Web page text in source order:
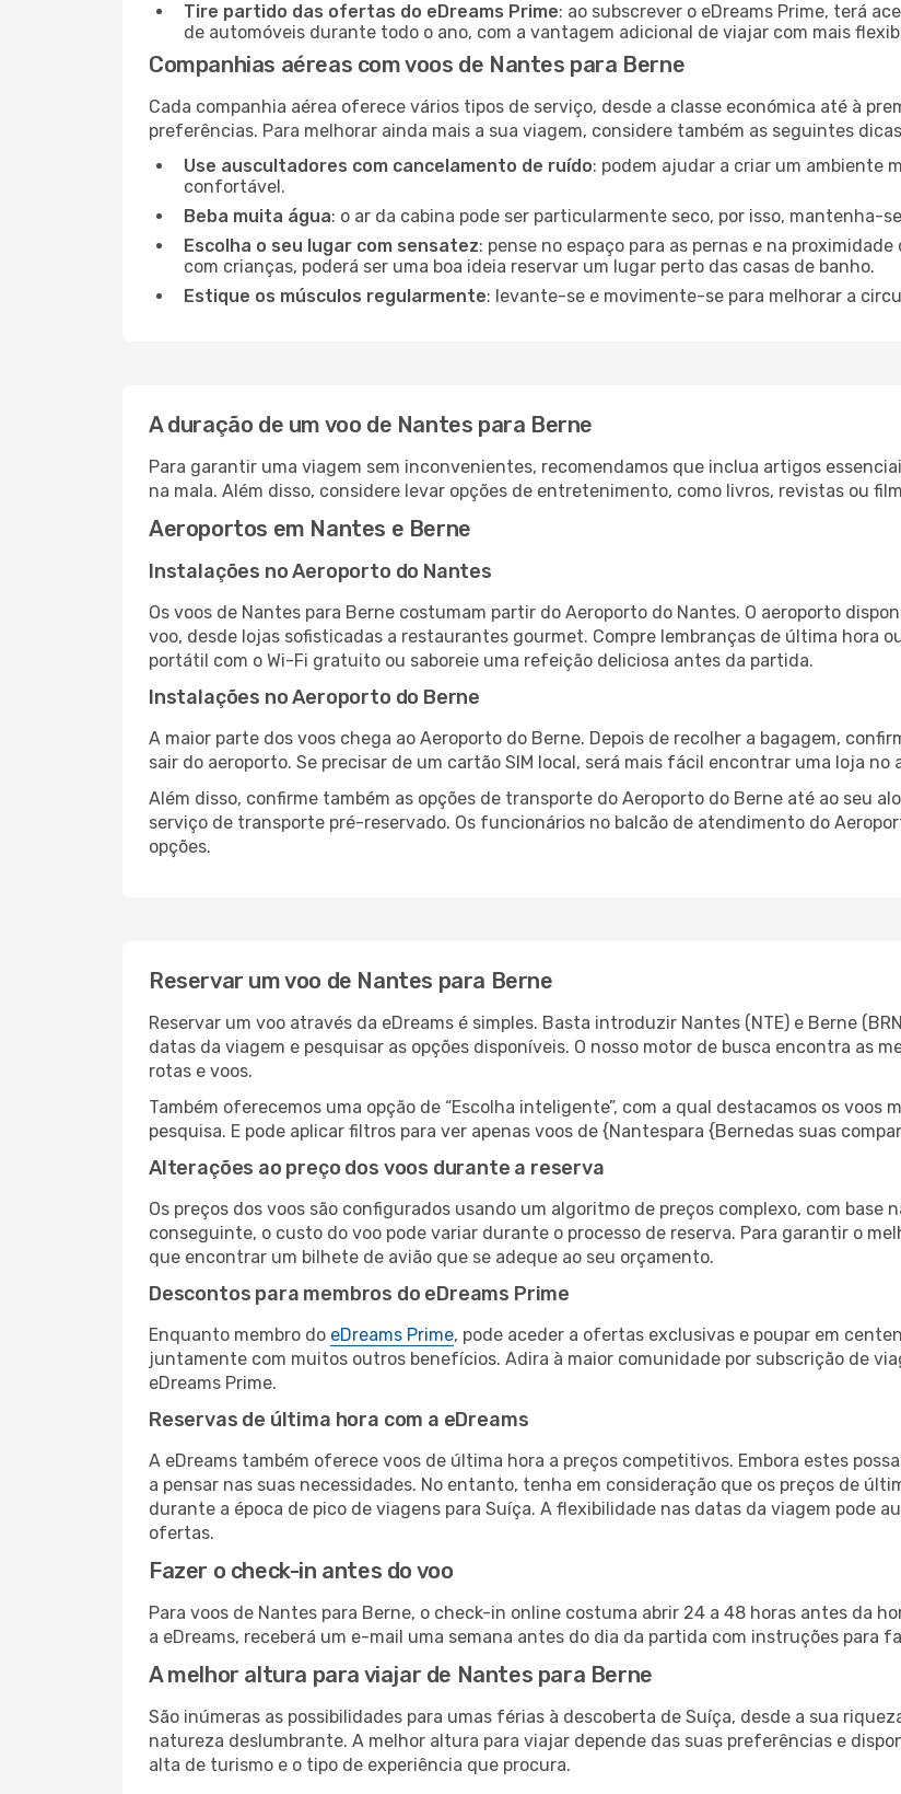
Tire partido das ofertas do eDreams Prime: ao subscrever o eDreams Prime, terá
de automóveis durante todo o ano, com a vantagem adicional de viajar com mais
Companhias aéreas com voos de Nantes para Berne
Cada companhia aérea oferece vários tipos de serviço, desde a classe económica até à
preferências. Para melhorar ainda mais a sua viagem, considere também as seguintes
Use auscultadores com cancelamento de ruído: podem ajudar a criar um ambiente
confortável.
Beba muita água: o ar da cabina pode ser particularmente seco, por isso, mantenha-
Escolha o seu lugar com sensatez: pense no espaço para as pernas e na
com crianças, poderá ser uma boa ideia reservar um lugar perto das casas de banho.
Estique os músculos regularmente: levante-se e movimente-se para melhorar a
A duração de um voo de Nantes para Berne
Para garantir uma viagem sem inconvenientes, recomendamos que inclua artigos
na mala. Além disso, considere levar opções de entretenimento, como livros, revistas ou
Aeroportos em Nantes e Berne
Instalações no Aeroporto do Nantes
Os voos de Nantes para Berne costumam partir do Aeroporto do Nantes. O aeroporto
voo, desde lojas sofisticadas a restaurantes gourmet. Compre lembranças de última hora
portátil com o Wi-Fi gratuito ou saboreie uma refeição deliciosa antes da partida.
Instalações no Aeroporto do Berne
A maior parte dos voos chega ao Aeroporto do Berne. Depois de recolher a bagagem,
sair do aeroporto. Se precisar de um cartão SIM local, será mais fácil encontrar uma loja no
Além disso, confirme também as opções de transporte do Aeroporto do Berne até ao seu
serviço de transporte pré-reservado. Os funcionários no balcão de atendimento do
opções.
Reservar um voo de Nantes para Berne
Reservar um voo através da eDreams é simples. Basta introduzir Nantes (NTE) e Berne
datas da viagem e pesquisar as opções disponíveis. O nosso motor de busca encontra as
rotas e voos.
Também oferecemos uma opção de “Escolha inteligente”, com a qual destacamos os
pesquisa. E pode aplicar filtros para ver apenas voos de {Nantespara {Bernedas suas
Alterações ao preço dos voos durante a reserva
Os preços dos voos são configurados usando um algoritmo de preços complexo, com base
conseguinte, o custo do voo pode variar durante o processo de reserva. Para garantir o
que encontrar um bilhete de avião que se adeque ao seu orçamento.
Descontos para membros do eDreams Prime
Enquanto membro do eDreams Prime, pode aceder a ofertas exclusivas e poupar em
juntamente com muitos outros benefícios. Adira à maior comunidade por subscrição de
eDreams Prime.
Reservas de última hora com a eDreams
A eDreams também oferece voos de última hora a preços competitivos. Embora estes
a pensar nas suas necessidades. No entanto, tenha em consideração que os preços de
durante a época de pico de viagens para Suíça. A flexibilidade nas datas da viagem pode
ofertas.
Fazer o check-in antes do voo
Para voos de Nantes para Berne, o check-in online costuma abrir 24 a 48 horas antes da
a eDreams, receberá um e-mail uma semana antes do dia da partida com instruções para
A melhor altura para viajar de Nantes para Berne
São inúmeras as possibilidades para umas férias à descoberta de Suíça, desde a sua
natureza deslumbrante. A melhor altura para viajar depende das suas preferências e
alta de turismo e o tipo de experiência que procura.